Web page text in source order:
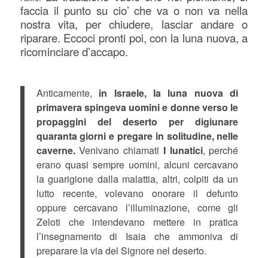
faccia il punto su cio’ che va o non va nella
nostra vita, per chiudere, lasciar andare o
riparare. Eccoci pronti poi, con la luna nuova, a
ricominciare d’accapo.
Anticamente, in Israele, la luna nuova di
primavera spingeva uomini e donne verso le
propaggini del deserto per digiunare
quaranta giorni e pregare in solitudine, nelle
caverne.Venivano chiamati I lunatici, perché
erano quasi sempre uomini, alcuni cercavano
la guarigione dalla malattia, altri, colpiti da un
lutto recente, volevano onorare il defunto
oppure cercavano l’illuminazione, come gli
Zeloti che intendevano mettere in pratica
l’insegnamento di Isaia che ammoniva di
preparare la via del Signore nel deserto.